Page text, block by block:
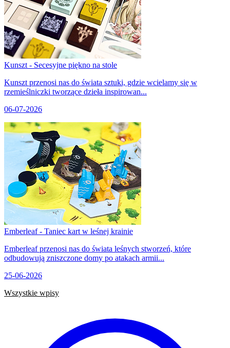
Kunszt - Secesyjne piękno na stole
Kunszt przenosi nas do świata sztuki, gdzie wcielamy się w
rzemieślniczki tworzące dzieła inspirowan...
06-07-2026
Emberleaf - Taniec kart w leśnej krainie
Emberleaf przenosi nas do świata leśnych stworzeń, które
odbudowują zniszczone domy po atakach armii...
25-06-2026
Wszystkie wpisy